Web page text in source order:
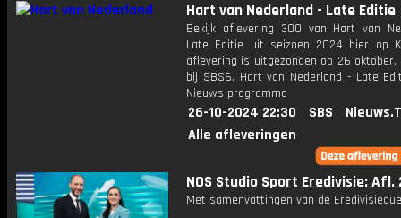
Hart van Nederland - Late Editie
Bekijk aflevering 300 van Hart van
Late Editie uit seizoen 2024 hier op
aflevering is uitgezonden op 26 oktober,
bij SBS6. Hart van Nederland - Late
Nieuws programma
26-10-2024 22:30 SBS
Alle afleveringen
NOS Studio Sport Eredivisie: Afl.
Met samenvattingen van de